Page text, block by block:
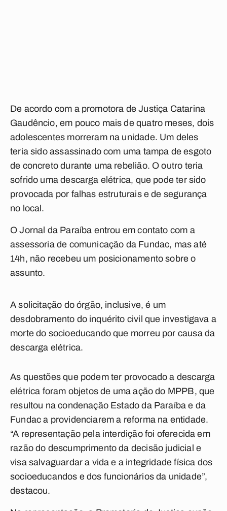
De acordo com a promotora de Justiça Catarina
Gaudêncio, em pouco mais de quatro meses, dois
adolescentes morreram na unidade. Um deles
teria sido assassinado com uma tampa de esgoto
de concreto durante uma rebelião. O outro teria
sofrido uma descarga elétrica, que pode ter sido
provocada por falhas estruturais e de segurança
no local.
O Jornal da Paraíba entrou em contato com a
assessoria de comunicação da Fundac, mas até
14h, não recebeu um posicionamento sobre o
assunto.
A solicitação do órgão, inclusive, é um
desdobramento do inquérito civil que investigava a
morte do socioeducando que morreu por causa da
descarga elétrica.
As questões que podem ter provocado a descarga
elétrica foram objetos de uma ação do MPPB, que
resultou na condenação Estado da Paraíba e da
Fundac a providenciarem a reforma na entidade.
“A representação pela interdição foi oferecida em
razão do descumprimento da decisão judicial e
visa salvaguardar a vida e a integridade física dos
socioeducandos e dos funcionários da unidade”,
destacou.